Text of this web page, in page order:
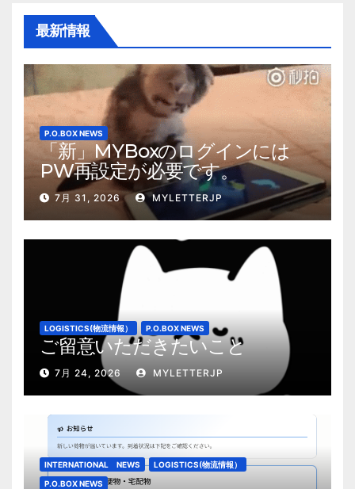
ペ
ー
ジ
送
り
最新情報
P.O.BOX NEWS
「新」MYBoxのログインには
PW再設定が必要です。
7月 31, 2026 MYLETTERJP
LOGISTICS(物流情報） P.O.BOX NEWS
ご留意いただきたいこと
7月 24, 2026 MYLETTERJP
INTERNATIONAL NEWS
LOGISTICS(物流情報）
P.O.BOX NEWS